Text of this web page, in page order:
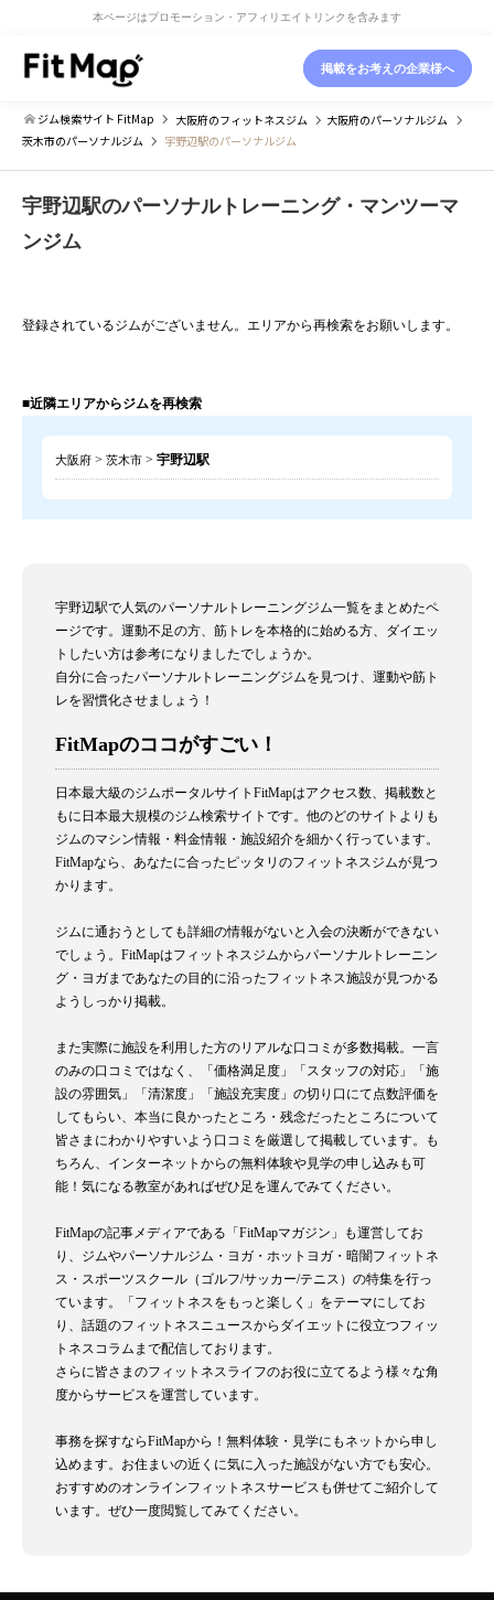
本ページはプロモーション・アフィリエイトリンクを含みます
掲載をお考えの企業様へ
ジム検索サイト FitMap 大阪府のフィットネスジム 大阪府のパーソナルジム
茨木市のパーソナルジム 宇野辺駅のパーソナルジム
宇野辺駅のパーソナルトレーニング・マンツーマ
ンジム
登録されているジムがございません。エリアから再検索をお願いします。
■近隣エリアからジムを再検索
大阪府 > 茨木市 > 宇野辺駅
宇野辺駅で人気のパーソナルトレーニングジム一覧をまとめたペ
ージです。運動不足の方、筋トレを本格的に始める方、ダイエッ
トしたい方は参考になりましたでしょうか。
自分に合ったパーソナルトレーニングジムを見つけ、運動や筋ト
レを習慣化させましょう！
FitMapのココがすごい！
日本最大級のジムポータルサイトFitMapはアクセス数、掲載数と
もに日本最大規模のジム検索サイトです。他のどのサイトよりも
ジムのマシン情報・料金情報・施設紹介を細かく行っています。
FitMapなら、あなたに合ったピッタリのフィットネスジムが見つ
かります。
ジムに通おうとしても詳細の情報がないと入会の決断ができない
でしょう。FitMapはフィットネスジムからパーソナルトレーニン
グ・ヨガまであなたの目的に沿ったフィットネス施設が見つかる
ようしっかり掲載。
また実際に施設を利用した方のリアルな口コミが多数掲載。一言
のみの口コミではなく、「価格満足度」「スタッフの対応」「施
設の雰囲気」「清潔度」「施設充実度」の切り口にて点数評価を
してもらい、本当に良かったところ・残念だったところについて
皆さまにわかりやすいよう口コミを厳選して掲載しています。も
ちろん、インターネットからの無料体験や見学の申し込みも可
能！気になる教室があればぜひ足を運んでみてください。
FitMapの記事メディアである「FitMapマガジン」も運営してお
り、ジムやパーソナルジム・ヨガ・ホットヨガ・暗闇フィットネ
ス・スポーツスクール（ゴルフ/サッカー/テニス）の特集を行っ
ています。「フィットネスをもっと楽しく」をテーマにしてお
り、話題のフィットネスニュースからダイエットに役立つフィッ
トネスコラムまで配信しております。
さらに皆さまのフィットネスライフのお役に立てるよう様々な角
度からサービスを運営しています。
事務を探すならFitMapから！無料体験・見学にもネットから申し
込めます。お住まいの近くに気に入った施設がない方でも安心。
おすすめのオンラインフィットネスサービスも併せてご紹介して
います。ぜひ一度閲覧してみてください。